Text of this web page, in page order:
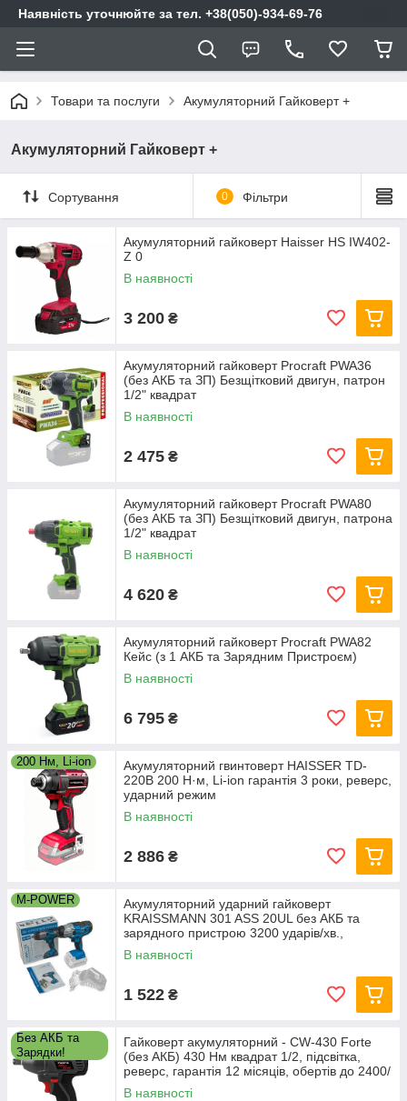
Наявність уточнюйте за тел. +38(050)-934-69-76
Товари та послуги Акумуляторний Гайковерт +
Акумуляторний Гайковерт +
Сортування 0 Фільтри
Акумуляторний гайковерт Haisser HS IW402-
Z 0
В наявності
3 200 ₴
Акумуляторний гайковерт Procraft PWA36
(без АКБ та ЗП) Безщітковий двигун, патрон
1/2" квадрат
В наявності
2 475 ₴
Акумуляторний гайковерт Procraft PWA80
(без АКБ та ЗП) Безщітковий двигун, патрона
1/2" квадрат
В наявності
4 620 ₴
Акумуляторний гайковерт Procraft PWA82
Кейс (з 1 АКБ та Зарядним Пристроєм)
В наявності
6 795 ₴
200 Нм, Li-ion
Акумуляторний гвинтоверт HAISSER TD-
220B 200 Н·м, Li-ion гарантія 3 роки, реверс,
ударний режим
В наявності
2 886 ₴
M-POWER
Акумуляторний ударний гайковерт
KRAISSMANN 301 ASS 20UL без АКБ та
зарядного пристрою 3200 ударів/хв.,
крутний момент 300 Нм, 20В
В наявності
1 522 ₴
Без АКБ та
Зарядки!
Гайковерт акумуляторний - CW-430 Forte
(без АКБ) 430 Нм квадрат 1/2, підсвітка,
реверс, гарантія 12 місяців, обертів до 2400/
хв,
В наявності